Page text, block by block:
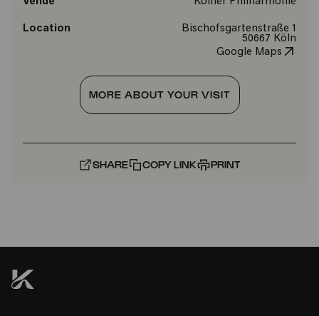
Location
Bischofsgartenstraße 1
50667 Köln
Google Maps
MORE ABOUT YOUR VISIT
SHARE COPY LINK PRINT